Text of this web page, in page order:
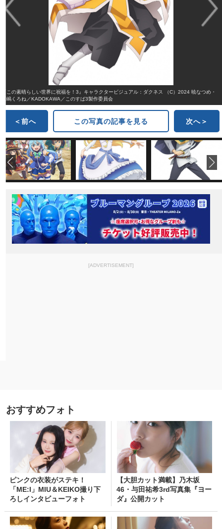
『この素晴らしい世界に祝福を！3』キャラクタービジュアル：ダクネス （C）2024 暁なつめ・
三嶋くろね／KADOKAWA／このすば3製作委員会
＜前へ この写真の記事を見る 次へ＞
[ADVERTISEMENT]
おすすめフォト
ピンクの衣装がステキ！
「ME:I」MIU＆KEIKO撮り下
ろしインタビューフォト
【大胆カット満載】乃木坂
46・与田祐希3rd写真集『ヨー
ダ』公開カット